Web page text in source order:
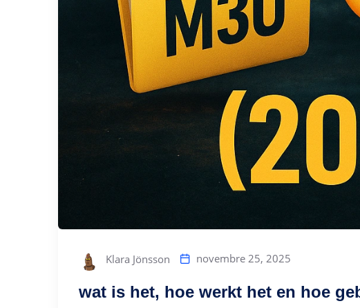
Klara Jönsson novembre 25, 2025
wat is het, hoe werkt het en hoe